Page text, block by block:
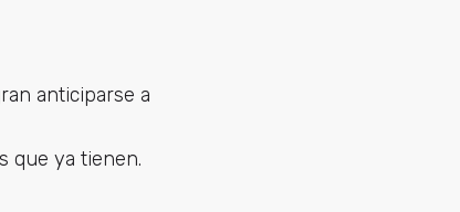
anticiparse a
que ya tienen.